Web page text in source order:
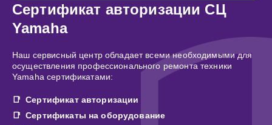
Сертификат авторизации СЦ
Yamaha
Наш сервисный центр обладает всеми необходимыми для
осуществления профессионального ремонта техники
Yamaha сертификатами:
Сертификат авторизации
Сертификаты на оборудование